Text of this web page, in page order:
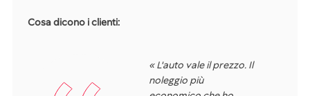
Cosa dicono i clienti:
« L'auto vale il prezzo. Il
noleggio più